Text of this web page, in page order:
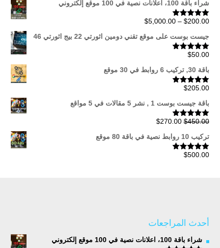
شراء باقة 100، اعلانات نصية في 100 موقع إلكتروني
تم التقييم
$200.00
–
$5,000.00 نطاق
من
خلال
جيست بوست على موقع تقني دومين اثورتي 22 بيج اثورتي 46
تم التقييم
$50.00
باقة 30, تركيب 6 روابط في 30 موقع
تم التقييم
$205.00
باقة جيست بوست 1 , نشر 5 مقالات في 5 مواقع
تم التقييم
$450.00
السعر
الأصلي
هو:
$270.00 السعر
تركيب 10 روابط نصية في باقة 80 موقع
تم التقييم
$500.00
أحدث المراجعات
شراء باقة 100، اعلانات نصية في 100 موقع إلكتروني